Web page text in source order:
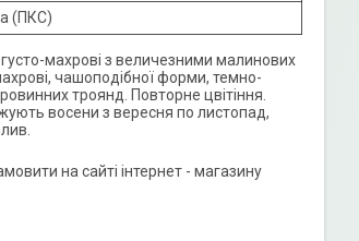
(ПКС)
махрові з величезними малинових
чашоподібної форми, темно-
троянд. Повторне цвітіння.
восени з вересня по листопад,
на сайті інтернет - магазину